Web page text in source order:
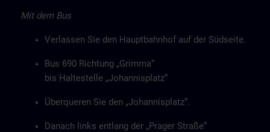
Mit dem Bus
Verlassen Sie den Hauptbahnhof auf der Südseite.
Bus 690 Richtung „Grimma“
bis Haltestelle „Johannisplatz“
Überqueren Sie den „Johannisplatz“.
Danach links entlang der „Prager Straße“